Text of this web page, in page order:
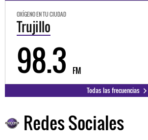
OXÍGENO EN TU CIUDAD
Trujillo
98.3 FM
Todas las frecuencias
Redes Sociales